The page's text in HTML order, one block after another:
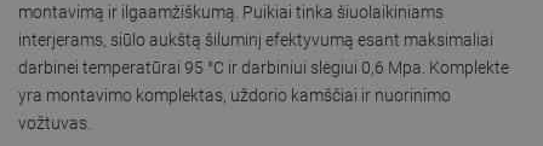
montavimą ir ilgaamžiškumą. Puikiai tinka šiuolaikiniams
interjerams, siūlo aukštą šiluminį efektyvumą esant maksimaliai
darbinei temperatūrai 95 °C ir darbiniui slėgiui 0,6 Mpa. Komplekte
yra montavimo komplektas, uždorio kamščiai ir nuorinimo
vožtuvas.